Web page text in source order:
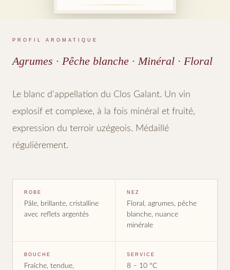
PROFIL AROMATIQUE
Agrumes · Pêche blanche · Minéral · Floral
Le blanc d'appellation du Clos Galant. Un vin
explosif et complexe, à la fois minéral et fruité,
expression du terroir uzégeois. Médaillé
régulièrement.
ROBE
Pâle, brillante, cristalline
avec reflets argentés
NEZ
Floral, agrumes, pêche
blanche, nuance
minérale
BOUCHE
Fraîche, tendue,
SERVICE
8 – 10 °C